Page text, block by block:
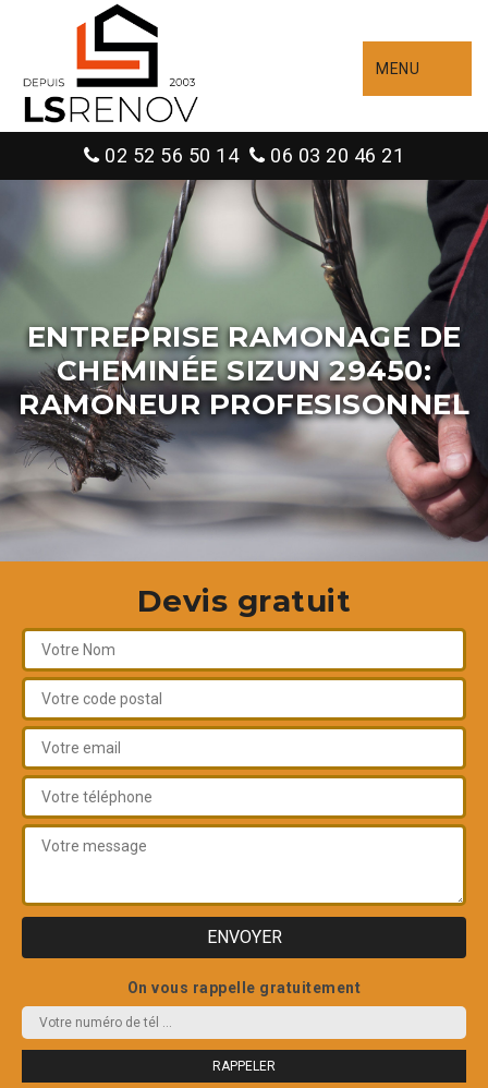
MENU
02 52 56 50 14 06 03 20 46 21
ENTREPRISE RAMONAGE DE
CHEMINÉE SIZUN 29450:
RAMONEUR PROFESISONNEL
Devis gratuit
On vous rappelle gratuitement